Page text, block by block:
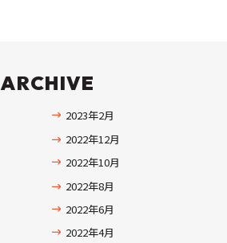
ARCHIVE
2023年2月
2022年12月
2022年10月
2022年8月
2022年6月
2022年4月